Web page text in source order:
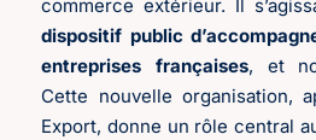
commerce extérieur. Il
dispositif public
entreprises françaises, et
Cette nouvelle organisation,
Export, donne un rôle central